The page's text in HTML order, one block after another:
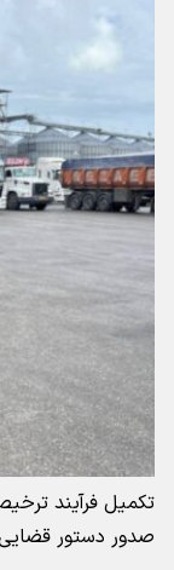
تکمیل فرآیند
صدور دستور